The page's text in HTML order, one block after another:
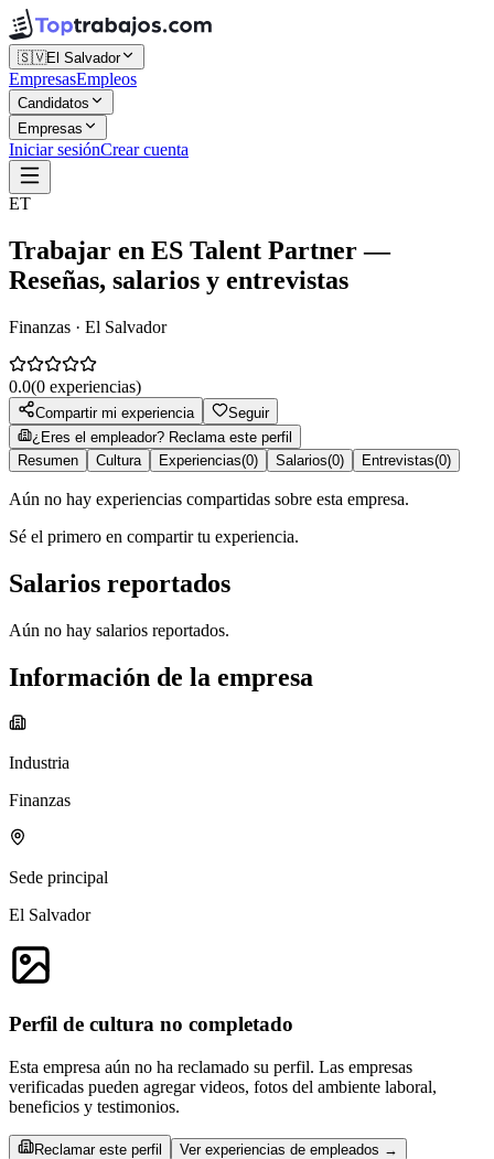
🇸🇻El Salvador
EmpresasEmpleos
Candidatos
Empresas
Iniciar sesiónCrear cuenta
ET
Trabajar en ES Talent Partner—
Reseñas, salarios y entrevistas
Finanzas · El Salvador
0.0(0 experiencias)
Compartir mi experiencia
Seguir
¿Eres el empleador? Reclama este perfil
Resumen
Cultura Experiencias(0) Salarios(0) Entrevistas(0)
Aún no hay experiencias compartidas sobre esta empresa.
Sé el primero en compartir tu experiencia.
Salarios reportados
Aún no hay salarios reportados.
Información de la empresa
Industria
Finanzas
Sede principal
El Salvador
Perfil de cultura no completado
Esta empresa aún no ha reclamado su perfil. Las empresas
verificadas pueden agregar videos, fotos del ambiente laboral,
beneficios y testimonios.
Reclamar este perfil Ver experiencias de empleados →